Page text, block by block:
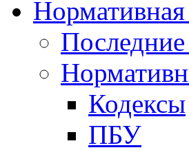
Нормативная
Кодексы
ПБУ